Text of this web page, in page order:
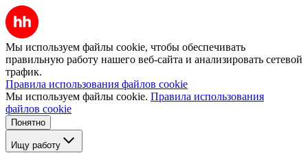
Мы используем файлы cookie, чтобы обеспечивать
правильную работу нашего веб-сайта и анализировать сетевой
трафик.
Правила использования файлов cookie
Мы используем файлы cookie. Правила использования
файлов cookie
Понятно
Ищу работу